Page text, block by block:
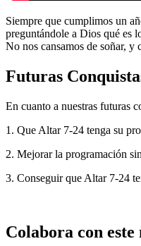
Siempre que cumplimos un
preguntándole a Dios qué es
No nos cansamos de soñar,
Futuras
En cuanto a nuestras futuras
1. Que Altar 7-24 tenga su
2. Mejorar la programación
3. Conseguir que Altar 7-24
Colabora con este